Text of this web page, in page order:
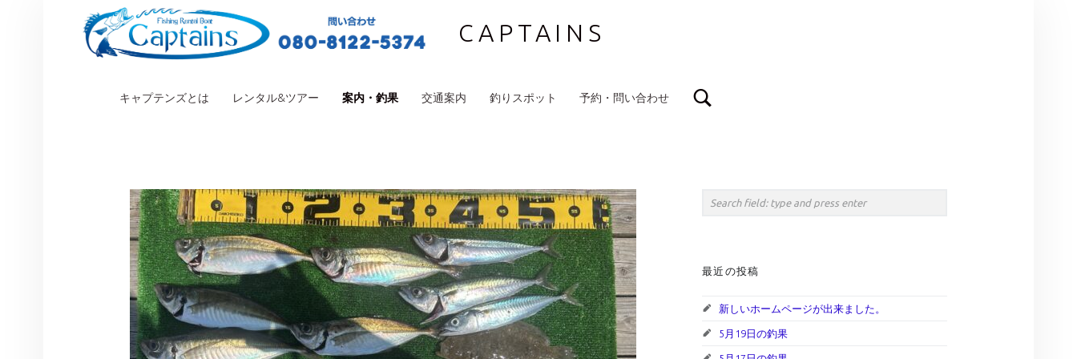
CAPTAINS
PRIMARY MENU
キャプテンズとは レンタル&ツアー 案内・釣果 交通案内 釣りスポット 予約・問い合わせ
最近の投稿
新しいホームページが出来ました。
5月19日の釣果